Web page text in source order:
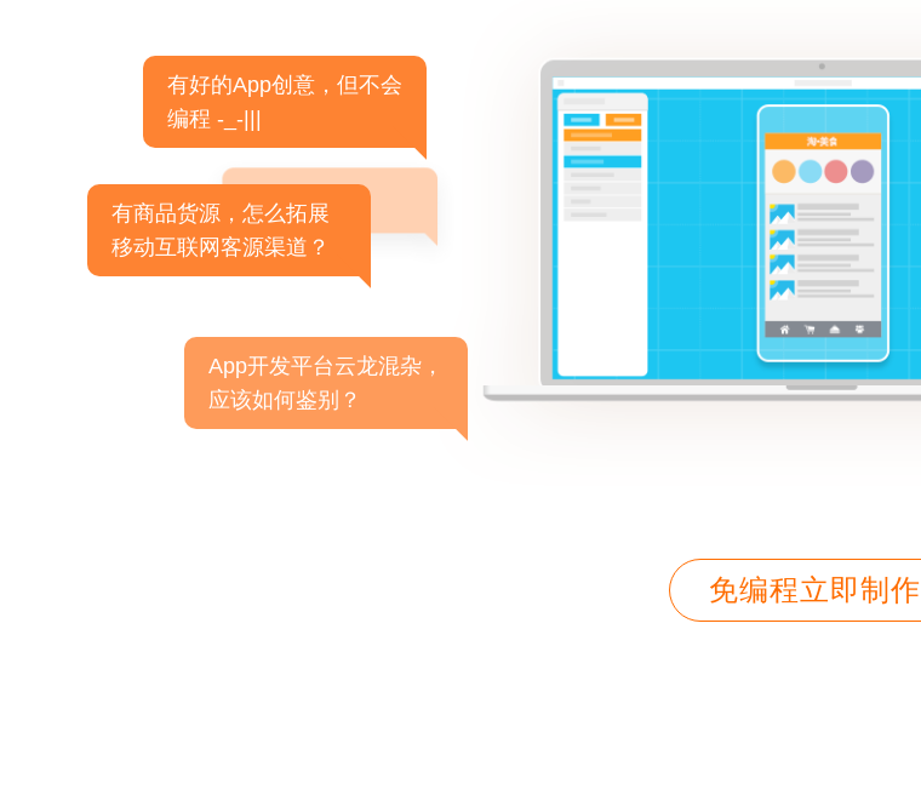
有好的App创意，但不会
编程 -_-|||
有商品货源，怎么拓展
移动互联网客源渠道？
App开发平台云龙混杂，
应该如何鉴别？
免编程立即制作